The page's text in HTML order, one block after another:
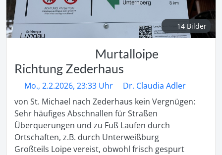
14 Bilder
Murtalloipe
Richtung Zederhaus
Mo., 2.2.2026, 23:33 Uhr
Dr. Claudia Adler
von St. Michael nach Zederhaus kein Vergnügen:
Sehr häufiges Abschnallen für Straßen
Überquerungen und zu Fuß Laufen durch
Ortschaften, z.B. durch Unterweißburg
Großteils Loipe vereist, obwohl frisch gespurt